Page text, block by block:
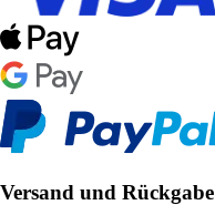
Versand und Rückgabe